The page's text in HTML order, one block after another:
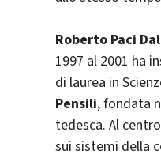
Roberto Paci
1997 al 2001 ha
di laurea in
Pensili, fondata
tedesca. Al
sui sistemi della